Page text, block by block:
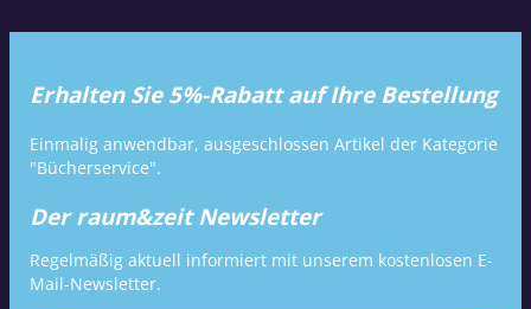
Erhalten Sie 5%-Rabatt auf Ihre Bestellung
Einmalig anwendbar, ausgeschlossen Artikel der Kategorie
"Bücherservice".
Der raum&zeit Newsletter
Regelmäßig aktuell informiert mit unserem kostenlosen E-
Mail-Newsletter.